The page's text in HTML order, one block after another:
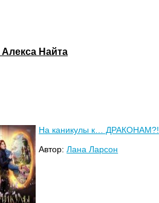
Найта
На каникулы к… ДРАКОНАМ?!
Автор:Лана Ларсон